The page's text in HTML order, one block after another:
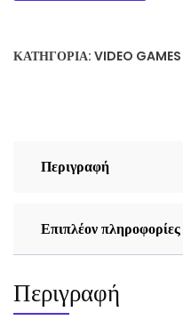
ΚΑΤΗΓΟΡΊΑ: VIDEO GAMES
Περιγραφή
Επιπλέον πληροφορίες
Περιγραφή